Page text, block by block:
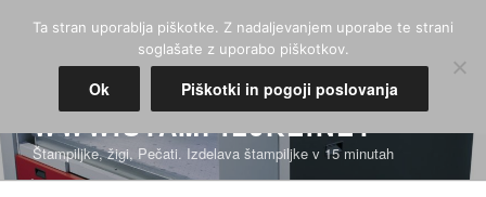
WWW.STAMPILJKE.NET
Štampiljke, žigi, Pečati. Izdelava štampiljke v 15 minutah
Ta stran uporablja piškotke. Z nadaljevanjem uporabe te strani
soglašate z uporabo piškotkov.
Ok Piškotki in pogoji poslovanja